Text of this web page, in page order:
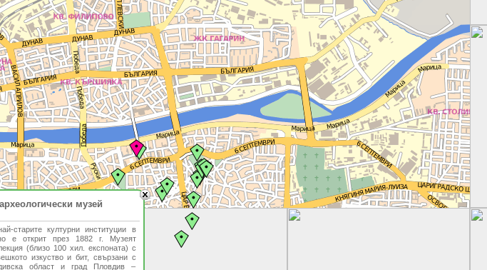
музей
старите културни институции в
е открит през 1882 г. Музеят
(близо 100 хил. експоната) с
изкуство и бит, свързани с
област и град Пловдив –